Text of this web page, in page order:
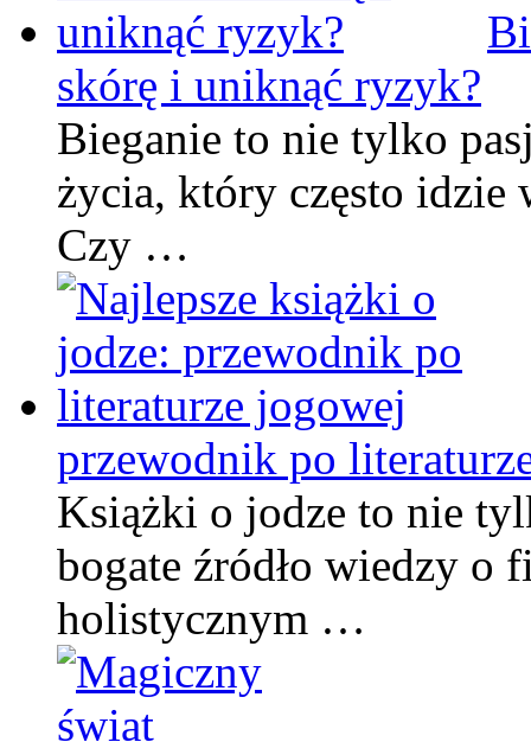
skórę i uniknąć ryzyk?
Bieganie to nie tylko
życia, który często idzie
Czy …
przewodnik po
Książki o jodze to nie
bogate źródło wiedzy o
holistycznym …